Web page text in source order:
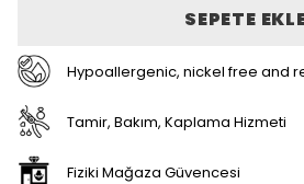
SEPETE
Hypoallergenic, nickel free and
Tamir, Bakım, Kaplama Hizmeti
Fiziki Mağaza Güvencesi